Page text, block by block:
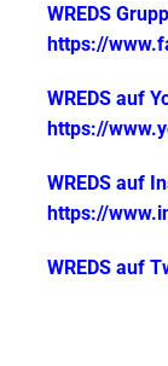
WREDS
https://
WREDS auf
https://
WREDS auf
https://
WREDS auf